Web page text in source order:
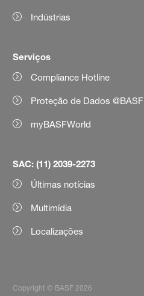
Indústrias
Serviços
Compliance Hotline
Proteção de Dados @BASF
myBASFWorld
SAC: (11) 2039-2273
Últimas notícias
Multimídia
Localizações
Copyright © BASF 2026